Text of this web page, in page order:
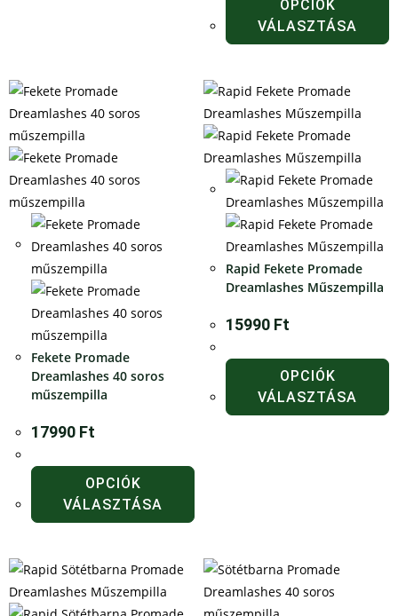
OPCIÓK
VÁLASZTÁSA
Fekete Promade
Dreamlashes 40 soros
műszempilla
17990 Ft
OPCIÓK
VÁLASZTÁSA
Rapid Fekete Promade
Dreamlashes Műszempilla
15990 Ft
OPCIÓK
VÁLASZTÁSA